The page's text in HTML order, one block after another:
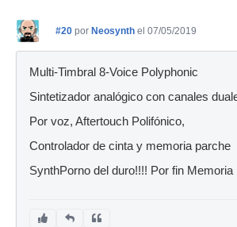
#20 por Neosynth el 07/05/2019
Multi-Timbral 8-Voice Polyphonic
Sintetizador analógico con canales
Por voz, Aftertouch Polifónico,
Controlador de cinta y memoria parche
SynthPorno del duro!!!! Por fin Memoria